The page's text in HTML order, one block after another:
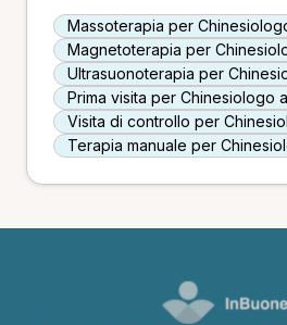
Massoterapia per
Magnetoterapia per
Ultrasuonoterapia per
Prima visita per Chinesiologo
Visita di controllo per
Terapia manuale per